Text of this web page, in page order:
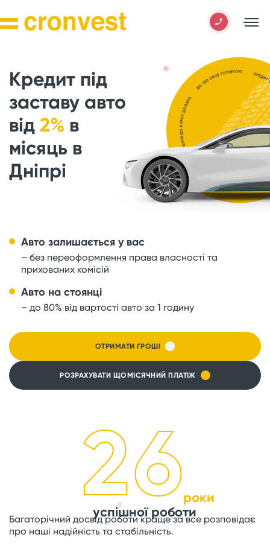
Кредит під
заставу авто
від 2% в
місяць в
Дніпрі
Авто залишається у вас
– без переоформлення права власності та
прихованих комісій
Авто на стоянці
– до 80% від вартості авто за 1 годину
ОТРИМАТИ ГРОШІ
РОЗРАХУВАТИ ЩОМІСЯЧНИЙ ПЛАТІЖ
Багаторічний досвід роботи краще за все розповідає
про наші надійність та стабільність.
26роки
успішної роботи